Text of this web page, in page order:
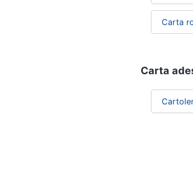
Carta
Carta